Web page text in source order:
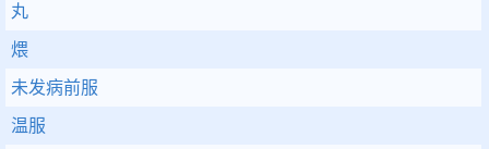
丸
煨
未发病前服
温服